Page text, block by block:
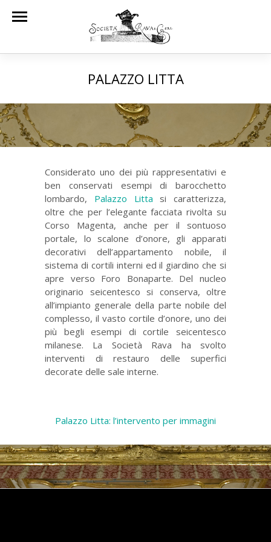
PALAZZO LITTA
Considerato uno dei più rappresentativi e
ben conservati esempi di barocchetto
lombardo, Palazzo Litta si caratterizza,
oltre che per l’elegante facciata rivolta su
Corso Magenta, anche per il sontuoso
portale, lo scalone d’onore, gli apparati
decorativi dell’appartamento nobile, il
sistema di cortili interni ed il giardino che si
apre verso Foro Bonaparte. Del nucleo
originario seicentesco si conserva, oltre
all’impianto generale della parte nobile del
complesso, il vasto cortile d’onore, uno dei
più begli esempi di cortile seicentesco
milanese. La Società Rava ha svolto
interventi di restauro delle superfici
decorate delle sale interne.
Palazzo Litta: l’intervento per immagini